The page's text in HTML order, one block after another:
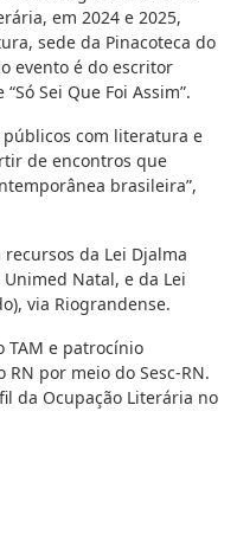
em 2024 e 2025,
sede da Pinacoteca do
evento é do escritor
Sei Que Foi Assim”.
públicos com literatura e
de encontros que
brasileira”,
da Lei Djalma
Natal, e da Lei
via Riograndense.
TAM e patrocínio
por meio do Sesc-RN.
da Ocupação Literária no